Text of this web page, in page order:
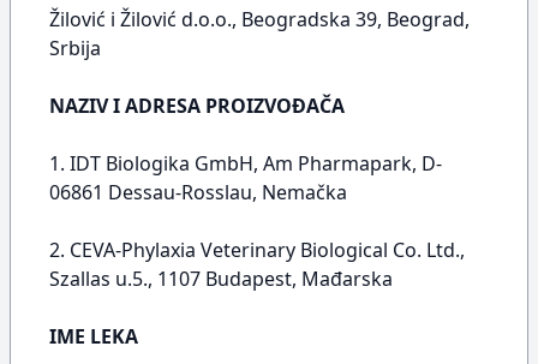
Žilović i Žilović d.o.o., Beogradska 39, Beograd,
Srbija
NAZIV I ADRESA PROIZVOĐAČA
1. IDT Biologika GmbH, Am Pharmapark, D-
06861 Dessau-Rosslau, Nemačka
2. CEVA-Phylaxia Veterinary Biological Co. Ltd.,
Szallas u.5., 1107 Budapest, Mađarska
IME LEKA